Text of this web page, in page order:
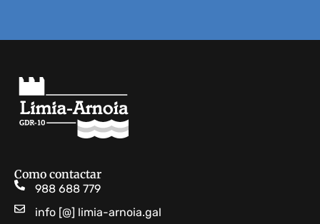
Como contactar
988 688 779
info [@] limia-arnoia.gal